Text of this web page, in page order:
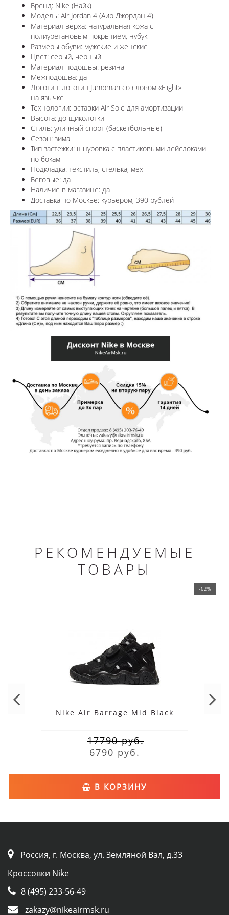
Бренд: Nike (Найк)
Модель: Air Jordan 4 (Аир Джордан 4)
Материал верха: натуральная кожа с
полиуретановым покрытием, нубук
Размеры обуви: мужские и женские
Цвет: серый, черный
Материал подошвы: резина
Межподошва: да
Логотип: логотип Jumpman со словом «Flight»
на язычке
Технологии: вставки Air Sole для амортизации
Высота: до щиколотки
Стиль: уличный спорт (баскетбольные)
Сезон: зима
Тип застежки: шнуровка с пластиковыми лейслоками
по бокам
Подкладка: текстиль, стелька, мех
Беговые: да
Наличие в магазине: да
Доставка по Москве: курьером, 390 рублей
РЕКОМЕНДУЕМЫЕ
ТОВАРЫ
-62%
Nike Air Barrage Mid Black
17790 руб.
6790 руб.
В КОРЗИНУ
Россия, г. Москва, ул. Земляной Вал, д.33
Кроссовки Nike
8 (495) 233-56-49
zakazy@nikeairmsk.ru